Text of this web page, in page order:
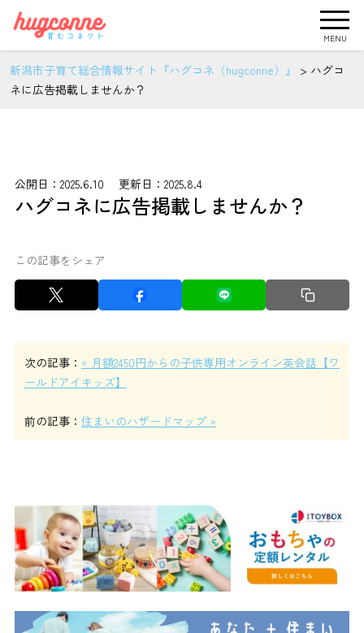
MENU
新潟市子育て総合情報サイト『ハグコネ（hugconne）』 > ハグコ
ネに広告掲載しませんか？
公開日：2025.6.10 更新日：2025.8.4
ハグコネに広告掲載しませんか？
この記事をシェア
次の記事： « 月額2450円からの子供専用オンライン英会話【ワ
ールドアイキッズ】
前の記事： 住まいのハザードマップ »